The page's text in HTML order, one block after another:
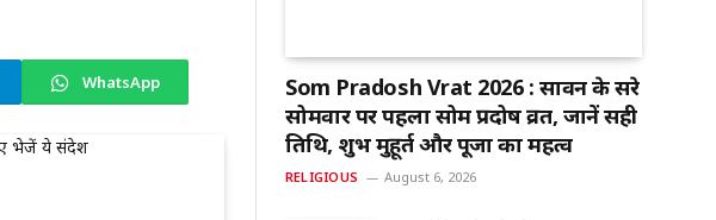
WhatsApp
Som Pradosh Vrat 2026 : सावन के दूसरे
सोमवार पर पहला सोम प्रदोष व्रत, जानें सही
तिथि, शुभ मुहूर्त और पूजा का महत्व
RELIGIOUS August 6, 2026